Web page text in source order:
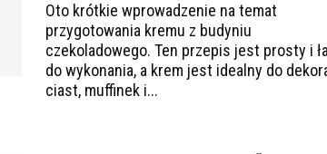
Oto krótkie wprowadzenie na temat
przygotowania kremu z budyniu
czekoladowego. Ten przepis jest prosty i
do wykonania, a krem jest idealny do
ciast, muffinek i...